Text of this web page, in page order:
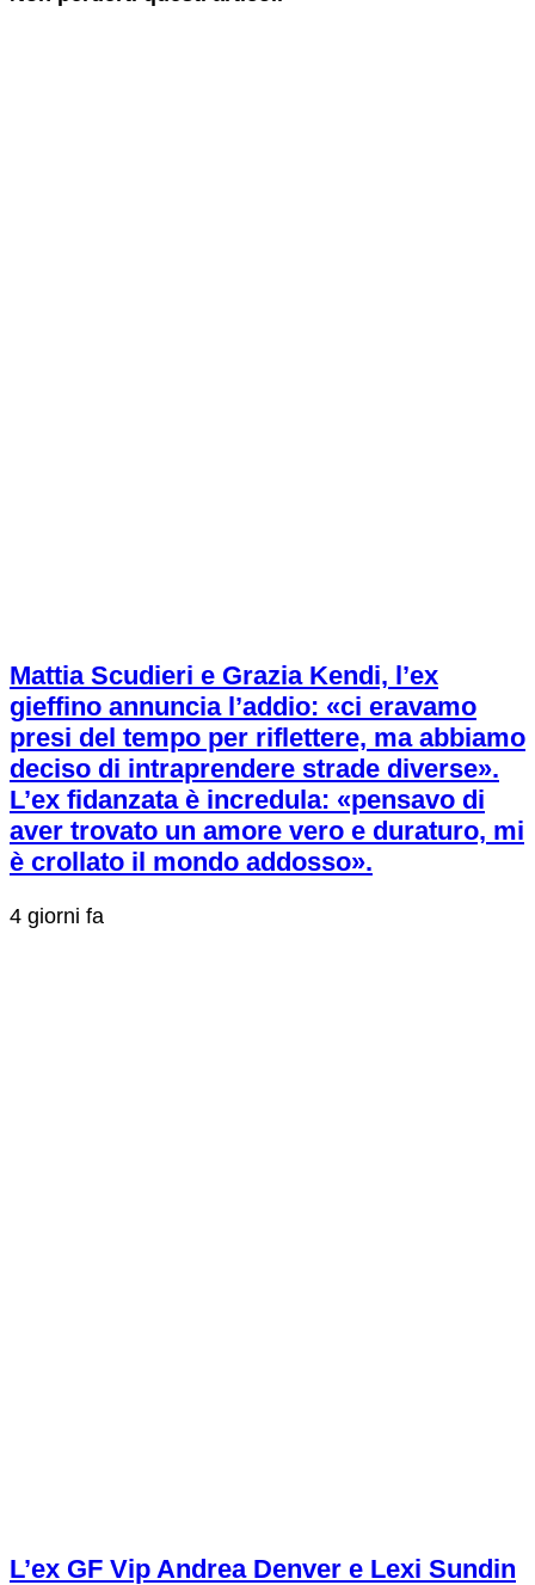
Mattia Scudieri e Grazia Kendi, l’ex
gieffino annuncia l’addio: «ci eravamo
presi del tempo per riflettere, ma abbiamo
deciso di intraprendere strade diverse».
L’ex fidanzata è incredula: «pensavo di
aver trovato un amore vero e duraturo, mi
è crollato il mondo addosso».
4 giorni fa
L’ex GF Vip Andrea Denver e Lexi Sundin